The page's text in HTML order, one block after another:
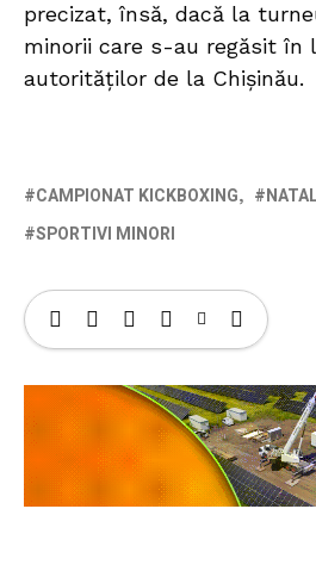
precizat, însă, dacă la
minorii care s-au regăsit în
autorităților de la Chișinău.
CAMPIONAT KICKBOXING
SPORTIVI MINORI